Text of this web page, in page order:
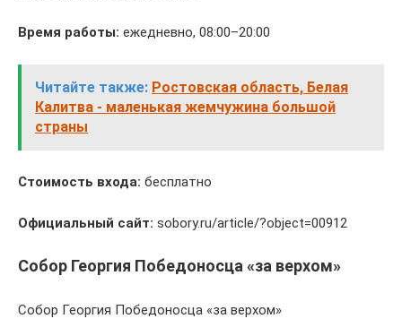
Время работы: ежедневно, 08:00–20:00
Читайте также: Ростовская область, Белая
Калитва - маленькая жемчужина большой
страны
Стоимость входа: бесплатно
Официальный сайт: sobory.ru/article/?object=00912
Собор Георгия Победоносца «за верхом»
Собор Георгия Победоносца «за верхом»